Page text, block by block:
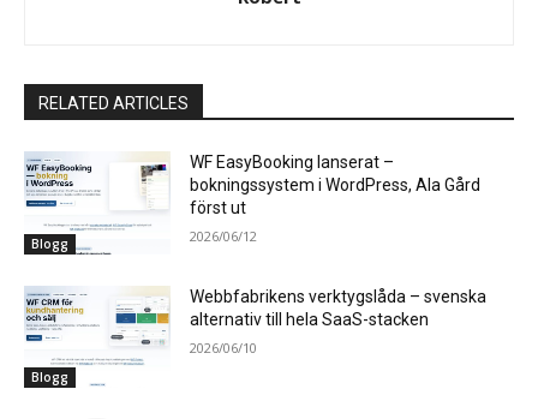
RELATED ARTICLES
Blogg
WF EasyBooking lanserat –
bokningssystem i WordPress, Ala Gård
först ut
2026/06/12
Blogg
Webbfabrikens verktygslåda – svenska
alternativ till hela SaaS-stacken
2026/06/10